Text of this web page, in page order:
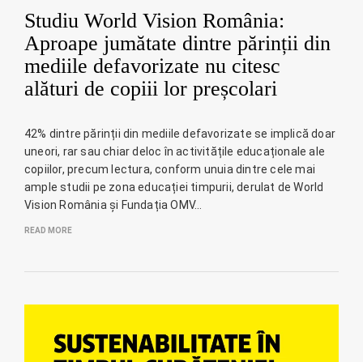
Studiu World Vision România:
Aproape jumătate dintre părinții din
mediile defavorizate nu citesc
alături de copiii lor preșcolari
42% dintre părinții din mediile defavorizate se implică doar
uneori, rar sau chiar deloc în activitățile educaționale ale
copiilor, precum lectura, conform unuia dintre cele mai
ample studii pe zona educației timpurii, derulat de World
Vision România și Fundația OMV…
READ MORE